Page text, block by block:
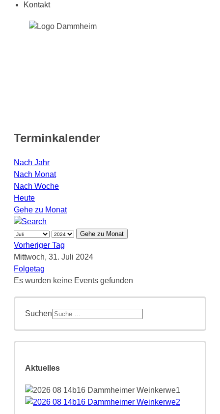
Kontakt
Terminkalender
Nach Jahr
Nach Monat
Nach Woche
Heute
Gehe zu Monat
Gehe zu Monat
Vorheriger Tag
Mittwoch, 31. Juli 2024
Folgetag
Es wurden keine Events gefunden
Suchen
Aktuelles